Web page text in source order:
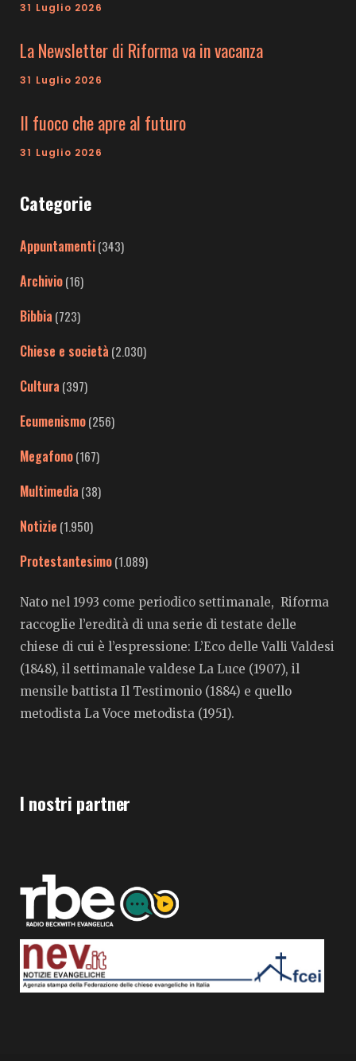
31 Luglio 2026
La Newsletter di Riforma va in vacanza
31 Luglio 2026
Il fuoco che apre al futuro
31 Luglio 2026
Categorie
Appuntamenti(343)
Archivio(16)
Bibbia (723)
Chiese e società (2.030)
Cultura (397)
Ecumenismo(256)
Megafono(167)
Multimedia (38)
Notizie (1.950)
Protestantesimo(1.089)
Nato nel 1993 come periodico settimanale, Riforma
raccoglie l’eredità di una serie di testate delle
chiese di cui è l’espressione: L’Eco delle Valli Valdesi
(1848), il settimanale valdese La Luce (1907), il
mensile battista Il Testimonio (1884) e quello
metodista La Voce metodista (1951).
I nostri partner